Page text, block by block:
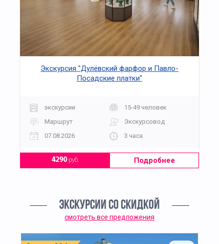
Экскурсия "Дулёвский фарфор и Павло-
Посадские платки"
экскурсии
15-49 человек
Маршрут
Экскурсовод
07.08.2026
3 часа
4290руб. Подробнее
ЭКСКУРСИИ СО СКИДКОЙ
смотреть все предложения